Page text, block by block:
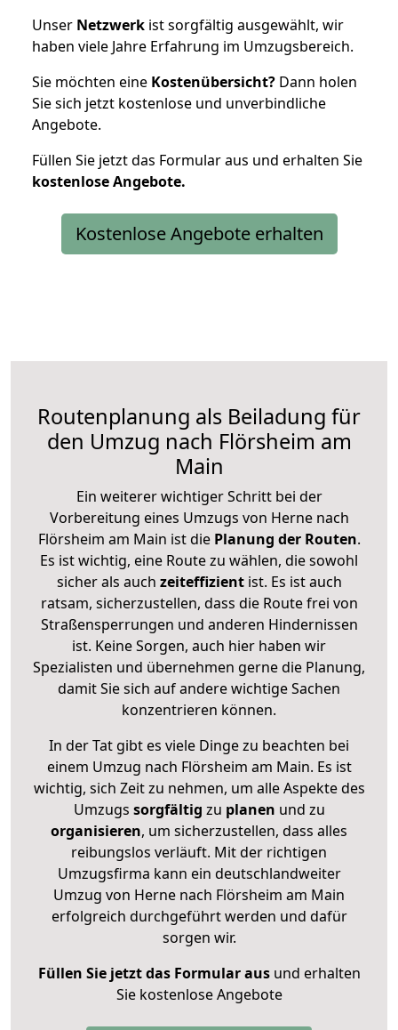
Unser Netzwerk ist sorgfältig ausgewählt, wir
haben viele Jahre Erfahrung im Umzugsbereich.
Sie möchten eine Kostenübersicht? Dann holen
Sie sich jetzt kostenlose und unverbindliche
Angebote.
Füllen Sie jetzt das Formular aus und erhalten Sie
kostenloseAngebote.
Kostenlose Angebote erhalten
Routenplanung als Beiladung für
den Umzug nach Flörsheim am
Main
Ein weiterer wichtiger Schritt bei der
Vorbereitung eines Umzugs von Herne nach
Flörsheim am Main ist diePlanung der Routen.
Es ist wichtig, eine Route zu wählen, die sowohl
sicher als auch zeiteffizientist. Es ist auch
ratsam, sicherzustellen, dass die Route frei von
Straßensperrungen und anderen Hindernissen
ist. Keine Sorgen, auch hier haben wir
Spezialisten und übernehmen gerne die Planung,
damit Sie sich auf andere wichtige Sachen
konzentrieren können.
In der Tat gibt es viele Dinge zu beachten bei
einem Umzug nach Flörsheim am Main. Es ist
wichtig, sich Zeit zu nehmen, um alle Aspekte des
Umzugs sorgfältig zu planen und zu
organisieren, um sicherzustellen, dass alles
reibungslos verläuft. Mit der richtigen
Umzugsfirma kann ein deutschlandweiter
Umzug von Herne nach Flörsheim am Main
erfolgreich durchgeführt werden und dafür
sorgen wir.
Füllen Sie jetzt das Formular ausund erhalten
Sie kostenlose Angebote